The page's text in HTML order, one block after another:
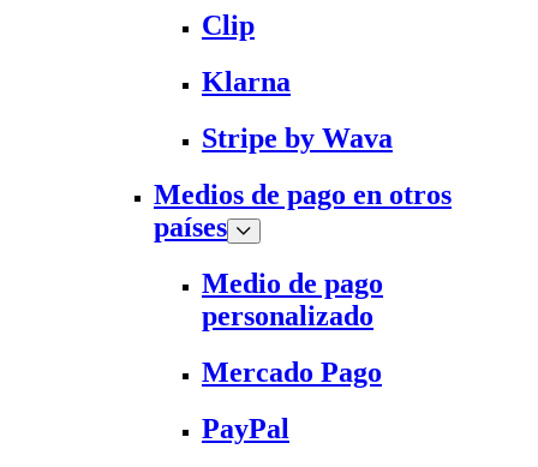
Clip
Klarna
Stripe by Wava
Medios de pago en otros
países
Medio de pago
personalizado
Mercado Pago
PayPal